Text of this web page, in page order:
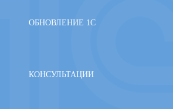
ОБНОВЛЕНИЕ 1С
КОНСУЛЬТАЦИИ